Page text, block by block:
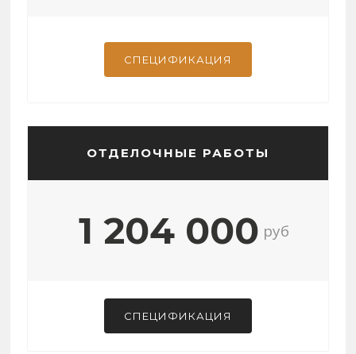
СПЕЦИФИКАЦИЯ
ОТДЕЛОЧНЫЕ РАБОТЫ
1 204 000 руб
СПЕЦИФИКАЦИЯ